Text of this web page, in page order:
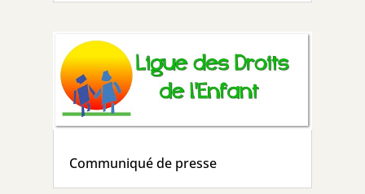
Communiqué de presse